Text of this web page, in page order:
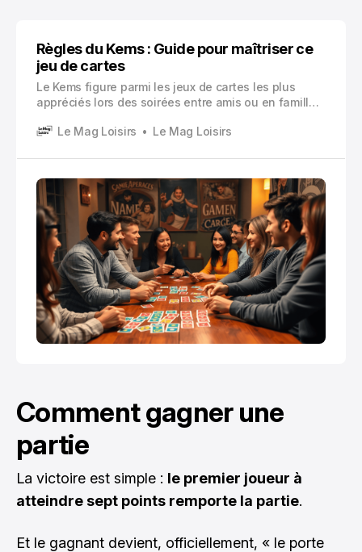
Règles du Kems : Guide pour maîtriser ce
jeu de cartes
Le Kems figure parmi les jeux de cartes les plus
appréciés lors des soirées entre amis ou en famille.
simplicité apparente et sa profondeur tactique.
Le Mag Loisirs Le Mag Loisirs
Comment gagner une
partie
La victoire est simple : le premier joueur à
atteindre sept points remporte la partie.
Et le gagnant devient, officiellement, « le porte